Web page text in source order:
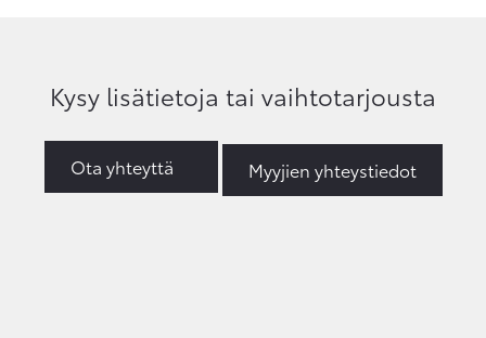
Kysy lisätietoja tai vaihtotarjousta
Ota yhteyttä Myyjien yhteystiedot